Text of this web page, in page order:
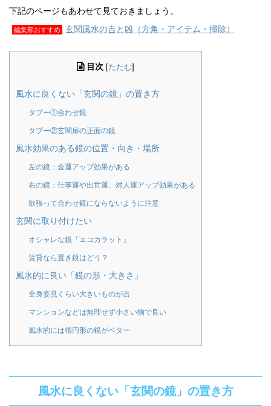
下記のページもあわせて見ておきましょう。
編集部おすすめ 玄関風水の吉と凶（方角・アイテム・掃除）
目次 [たたむ]
風水に良くない「玄関の鏡」の置き方
タブー①合わせ鏡
タブー②玄関扉の正面の鏡
風水効果のある鏡の位置・向き・場所
左の鏡：金運アップ効果がある
右の鏡：仕事運や出世運、対人運アップ効果がある
欲張って合わせ鏡にならないように注意
玄関に取り付けたい
オシャレな鏡「エコカラット」
賃貸なら置き鏡はどう？
風水的に良い「鏡の形・大きさ」
全身姿見くらい大きいものが吉
マンションなどは無理せず小さい物で良い
風水的には楕円形の鏡がベター
風水に良くない「玄関の鏡」の置き方